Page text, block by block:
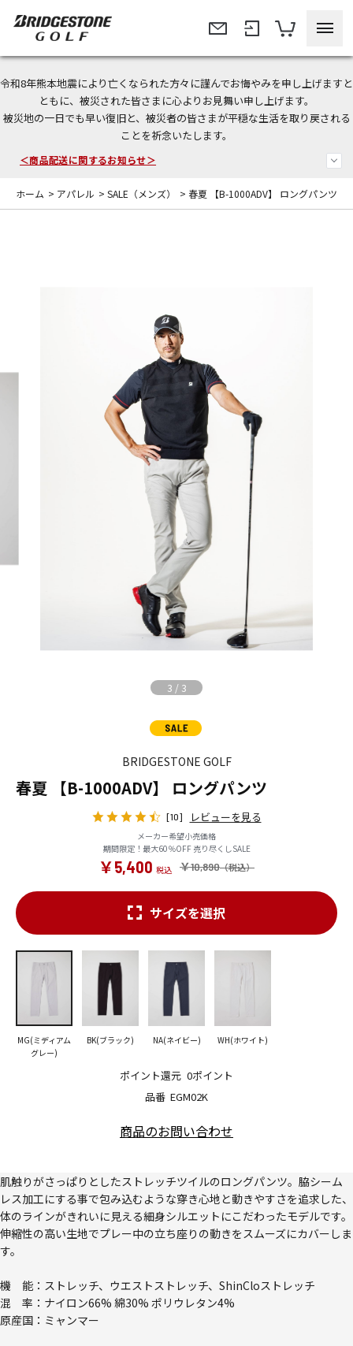
令和8年熊本地震により亡くなられた方々に謹んでお悔やみを申し上げますと
ともに、被災された皆さまに心よりお見舞い申し上げます。
被災地の一日でも早い復旧と、被災者の皆さまが平穏な生活を取り戻される
ことを祈念いたします。
＜夏季休暇中のご注文・発送・お問い合わせ＞
今なら新規会員登録で1,000円OFFクーポンプレゼント！
＜商品配送に関するお知らせ＞
ホーム > アパレル > SALE（メンズ） > 春夏 【B-1000ADV】 ロングパンツ
3 / 3
BRIDGESTONE GOLF
春夏 【B-1000ADV】 ロングパンツ
[10] レビューを見る
メーカー希望小売価格
期間限定！最大60％OFF 売り尽くしSALE
￥10,890
￥5,400
品番 EGM02K
ポイント還元 0ポイント
サイズを選択
MG(ミディアム
グレー)
BK(ブラック) NA(ネイビー) WH(ホワイト)
商品のお問い合わせ
肌触りがさっぱりとしたストレッチツイルのロングパンツ。脇シーム
レス加工にする事で包み込むような穿き心地と動きやすさを追求した、
体のラインがきれいに見える細身シルエットにこだわったモデルです。
伸縮性の高い生地でプレー中の立ち座りの動きをスムーズにカバーしま
す。
機 能：ストレッチ、ウエストストレッチ、ShinCloストレッチ
混 率：ナイロン66% 綿30% ポリウレタン4%
原産国：ミャンマー